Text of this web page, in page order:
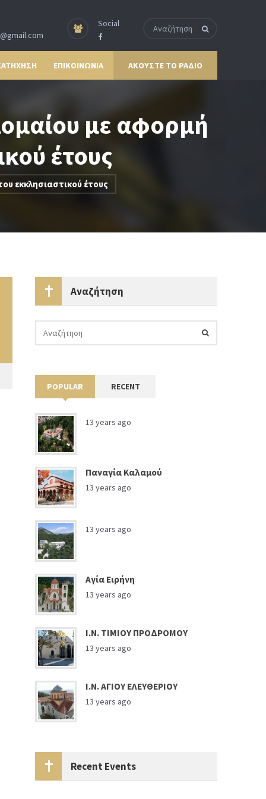
Social
ΕΠΙΚΟΙΝΩΝΙΑ ΑΚΟΥΣΤΕ ΤΟ ΡΑΔΙΟ
με αφορμή
έτους
εκκλησιαστικού έτους
Αναζήτηση
POPULAR RECENT
13 years ago
Παναγία Καλαμού
13 years ago
13 years ago
Αγία Ειρήνη
13 years ago
Ι.Ν. ΤΙΜΙΟΥ ΠΡΟΔΡΟΜΟΥ
13 years ago
Ι.Ν. ΑΓΙΟΥ ΕΛΕΥΘΕΡΙΟΥ
13 years ago
Recent Events